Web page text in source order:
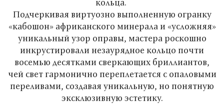
Подчеркивая виртуозно выполненную огранку
«кабошон» африканского минерала и «усложняя»
уникальный узор оправы, мастера роскошно
инкрустировали незаурядное кольцо почти
восемью десятками сверкающих бриллиантов,
чей свет гармонично переплетается с опаловыми
переливами, создавая уникальную, но понятную
эксклюзивную эстетику.